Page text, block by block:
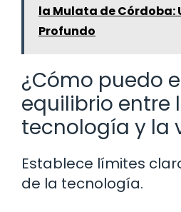
la Mulata de Córdoba:
Profundo
¿Cómo puedo
equilibrio entre
tecnología y la
Establece límites
de la tecnología.